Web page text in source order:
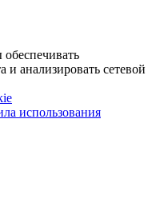
и анализировать сетевой
использования